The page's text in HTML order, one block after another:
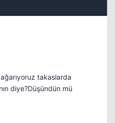
takaslarda
diye?Düşündün mü